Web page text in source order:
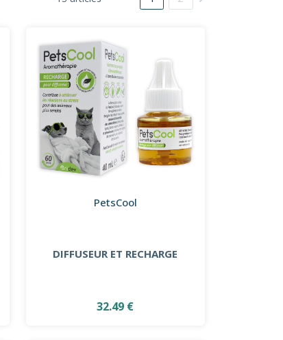
PetsCool
DIFFUSEUR ET RECHARGE
32.49 €